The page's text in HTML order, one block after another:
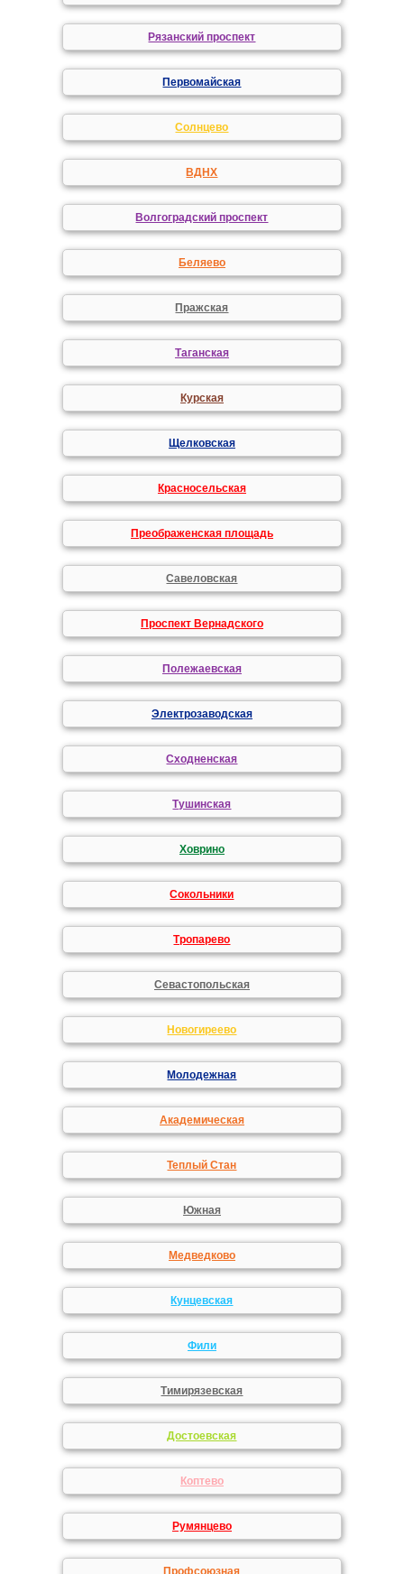
Рязанский проспект
Первомайская
Солнцево
ВДНХ
Волгоградский проспект
Беляево
Пражская
Таганская
Курская
Щелковская
Красносельская
Преображенская площадь
Савеловская
Проспект Вернадского
Полежаевская
Электрозаводская
Сходненская
Тушинская
Ховрино
Сокольники
Тропарево
Севастопольская
Новогиреево
Молодежная
Академическая
Теплый Стан
Южная
Медведково
Кунцевская
Фили
Тимирязевская
Достоевская
Коптево
Румянцево
Профсоюзная